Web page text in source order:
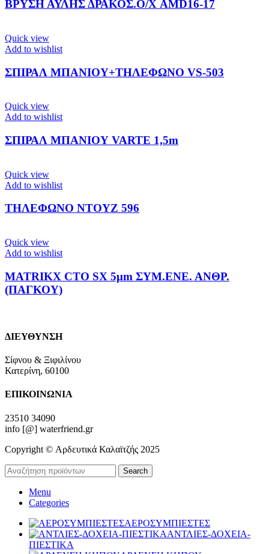
ΒΡΥΣΗ ΑΥΛΗΣ ΔΡΑΚΟΣ.Ο/Χ AMD16-17
Quick view
Add to wishlist
ΣΠΙΡΑΛ ΜΠΑΝΙΟΥ+ΤΗΛΕΦΩΝΟ VS-503
Quick view
Add to wishlist
ΣΠΙΡΑΛ ΜΠΑΝΙΟΥ VARTE 1,5m
Quick view
Add to wishlist
ΤΗΛΕΦΩΝΟ ΝΤΟΥΖ 596
Quick view
Add to wishlist
MATRIKX CTO SX 5μm ΣΥΜ.ΕΝΕ. ΑΝΘΡ.
(ΠΑΓΚΟΥ)
ΔΙΕΥΘΥΝΣΗ
Σίφνου & Ξιφιλίνου
Κατερίνη, 60100
ΕΠΙΚΟΙΝΩΝΙΑ
23510 34090
info [@] waterfriend.gr
Copyright © Αρδευτικά Καλαϊτζής 2025
Search
Menu
Categories
ΑΕΡΟΣΥΜΠΙΕΣΤΕΣ
ΑΝΤΛΙΕΣ-ΔΟΧΕΙΑ-
ΠΙΕΣΤΙΚΑ